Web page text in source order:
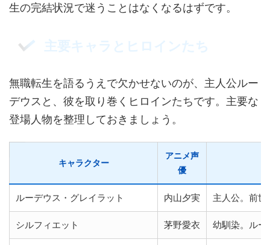
生の完結状況で迷うことはなくなるはずです。
主要キャラとヒロインたち
無職転生を語るうえで欠かせないのが、主人公ルー
デウスと、彼を取り巻くヒロインたちです。主要な
登場人物を整理しておきましょう。
キャラクター
アニメ声
優
ルーデウス・グレイラット 内山夕実 主人公。前
シルフィエット 茅野愛衣 幼馴染。ル